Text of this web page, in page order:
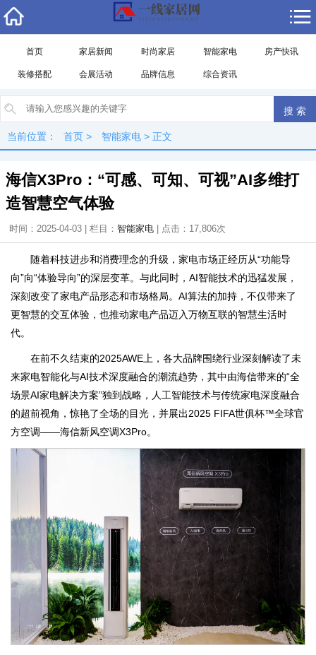
首页 家居新闻 时尚家居 智能家电 房产快讯
装修搭配 会展活动 品牌信息 综合资讯
当前位置： 首页 > 智能家电 > 正文
海信X3Pro：“可感、可知、可视”AI多维打
造智慧空气体验
时间：2025-04-03 | 栏目： 智能家电 | 点击：17,806次
随着科技进步和消费理念的升级，家电市场正经历从“功能导
向”向“体验导向”的深层变革。与此同时，AI智能技术的迅猛发展，
深刻改变了家电产品形态和市场格局。AI算法的加持，不仅带来了
更智慧的交互体验，也推动家电产品迈入万物互联的智慧生活时
代。
在前不久结束的2025AWE上，各大品牌围绕行业深刻解读了未
来家电智能化与AI技术深度融合的潮流趋势，其中由海信带来的“全
场景AI家电解决方案”独到战略，人工智能技术与传统家电深度融合
的超前视角，惊艳了全场的目光，并展出2025 FIFA世俱杯™全球官
方空调——海信新风空调X3Pro。